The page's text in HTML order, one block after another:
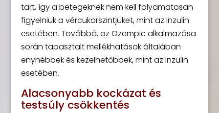
tart, így a betegeknek nem kell folyamatosan
figyelniük a vércukorszintjüket, mint az inzulin
esetében. Továbbá, az Ozempic alkalmazása
során tapasztalt mellékhatások általában
enyhébbek és kezelhetőbbek, mint az inzulin
esetében.
Alacsonyabb kockázat és
testsúly csökkentés